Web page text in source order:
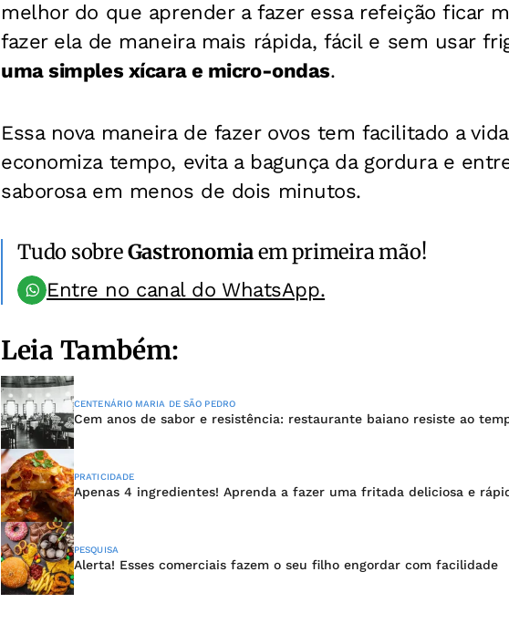
melhor do que aprender a fazer essa refeição ficar
fazer ela de maneira mais rápida, fácil e sem usar
uma simples xícara e micro-ondas.
Essa nova maneira de fazer ovos tem facilitado a
economiza tempo, evita a bagunça da gordura e
saborosa em menos de dois minutos.
Tudo sobreGastronomiaem primeira mão!
Entre no canal do WhatsApp.
Leia Também:
CENTENÁRIO MARIA DE SÃO PEDRO
Cem anos de sabor e resistência: restaurante baiano resiste ao
PRATICIDADE
Apenas 4 ingredientes! Aprenda a fazer uma fritada deliciosa e
PESQUISA
Alerta! Esses comerciais fazem o seu filho engordar com facilidade